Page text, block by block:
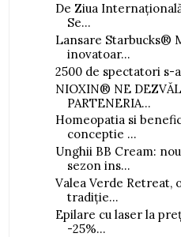
De Ziua
Se...
Lansare Starbucks®
inovatoar...
2500 de spectatori
NIOXIN® NE
PARTENERIA...
Homeopatia si
conceptie ...
Unghii BB Cream:
sezon ins...
Valea Verde Retreat,
tradiție...
Epilare cu laser la
-25%...